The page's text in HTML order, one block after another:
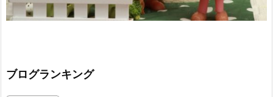
ブログランキング